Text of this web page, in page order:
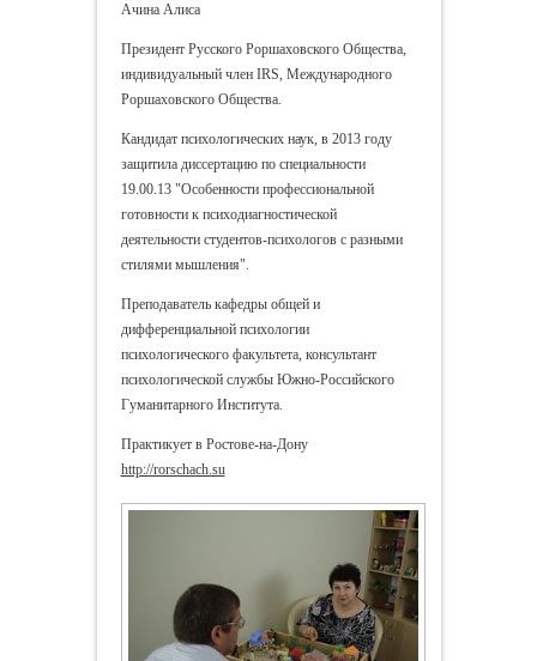
Ачина Алиса
Президент Русского Роршаховского Общества,
индивидуальный член IRS, Международного
Роршаховского Общества.
Кандидат психологических наук, в 2013 году
защитила диссертацию по специальности
19.00.13 "Особенности профессиональной
готовности к психодиагностической
деятельности студентов-психологов с разными
стилями мышления".
Преподаватель кафедры общей и
дифференциальной психологии
психологического факультета, консультант
психологической службы Южно-Российского
Гуманитарного Института.
Практикует в Ростове-на-Дону
http://rorschach.su